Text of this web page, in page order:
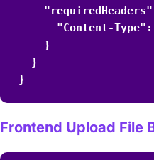
"Content-
    }
  }
}
Frontend Upload File